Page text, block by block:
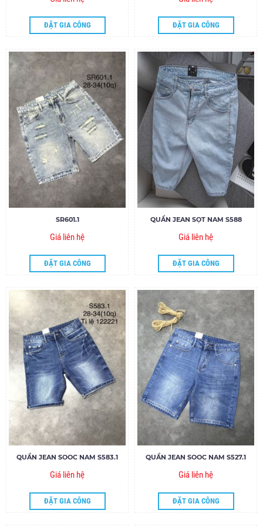
ĐẶT GIA CÔNG ĐẶT GIA CÔNG
SR601.1
Giá liên hệ
ĐẶT GIA CÔNG
QUẦN JEAN SỌT NAM S588
Giá liên hệ
ĐẶT GIA CÔNG
QUẦN JEAN SOOC NAM S583.1
Giá liên hệ
ĐẶT GIA CÔNG
QUẦN JEAN SOOC NAM S527.1
Giá liên hệ
ĐẶT GIA CÔNG